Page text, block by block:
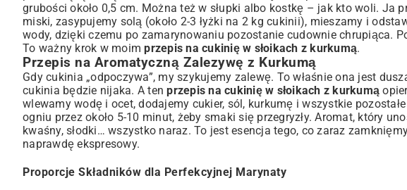
grubości około 0,5 cm. Można też w słupki albo kostkę – jak kto woli. Ja
miski, zasypujemy solą (około 2-3 łyżki na 2 kg cukinii), mieszamy i
wody, dzięki czemu po zamarynowaniu pozostanie cudownie chrupiąca.
To ważny krok w moimprzepis na cukinię w słoikach z kurkumą.
Przepis na Aromatyczną Zalezywę z Kurkumą
Gdy cukinia „odpoczywa”, my szykujemy zalewę. To właśnie ona jest
cukinia będzie nijaka. A tenprzepis na cukinię w słoikach z kurkumą
wlewamy wodę i ocet, dodajemy cukier, sól, kurkumę i wszystkie
ogniu przez około 5-10 minut, żeby smaki się przegryzły. Aromat, który
kwaśny, słodki… wszystko naraz. To jest esencja tego, co zaraz
naprawdę ekspresowy.
Proporcje Składników dla Perfekcyjnej Marynaty